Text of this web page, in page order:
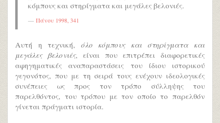
κόμπους και στηρίγματα και μεγάλες βελονιές.
Πάνου 1998, 341
Αυτή η τεχνική, όλο κόμπους και στηρίγματα και
μεγάλες βελονιές, είναι που επιτρέπει διαφορετικές
αφηγηματικές αναπαραστάσεις του ίδιου ιστορικού
γεγονότος, που με τη σειρά τους ενέχουν ιδεολογικές
συνέπειες ως προς τον τρόπο σύλληψης του
παρελθόντος, του τρόπου με τον οποίο το παρελθόν
γίνεται πράγματι ιστορία.